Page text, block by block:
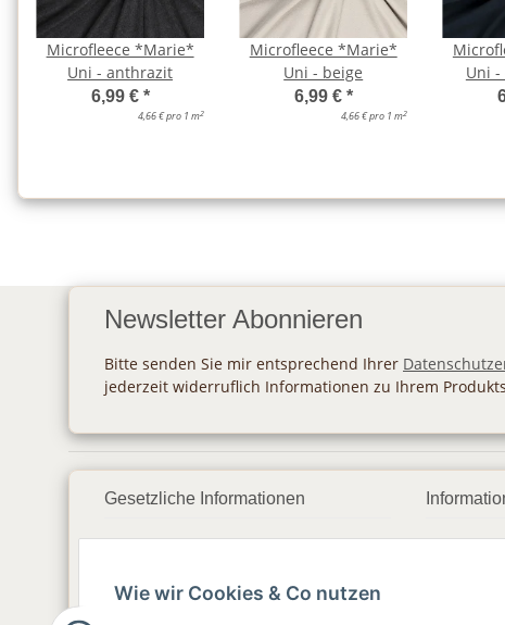
Microfleece *Marie*
Uni - anthrazit
6,99 € *
4,66 € pro 1 m2
Microfleece *Marie*
Uni - beige
6,99 € *
4,66 € pro 1 m2
Uni
Newsletter Abonnieren
Bitte senden Sie mir entsprechend Ihrer
jederzeit widerruflich Informationen zu Ihrem
Gesetzliche Informationen
AGB
Wie wir Cookies & Co nutzen